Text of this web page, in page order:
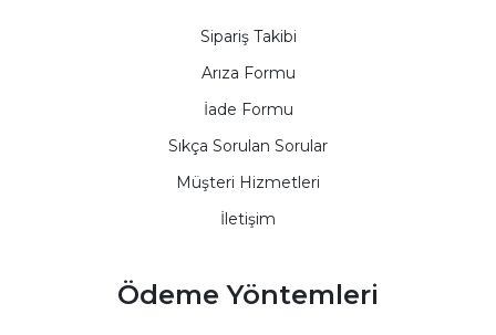
Sipariş Takibi
Arıza Formu
İade Formu
Sıkça Sorulan Sorular
Müşteri Hizmetleri
İletişim
Ödeme Yöntemleri